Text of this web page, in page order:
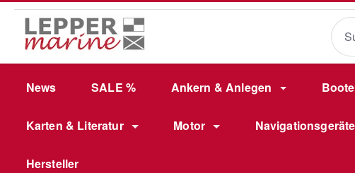
Hauptinhalt springen
Zur Suche springen
Zur Hauptnavigation springen
News SALE % Ankern & Anlegen Boote
Karten & Literatur Motor Navigationsgeräte
Hersteller